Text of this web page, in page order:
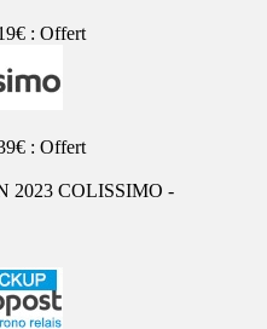
: Offert
: Offert
2023 COLISSIMO -